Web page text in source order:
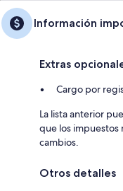
Información
Extras
Cargo por
La lista anterior
que los impuestos
cambios.
Otros detalles